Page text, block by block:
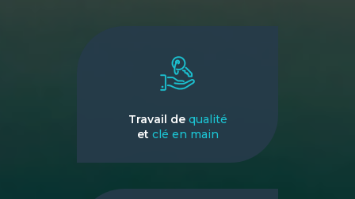
Travail de qualité
et clé en main